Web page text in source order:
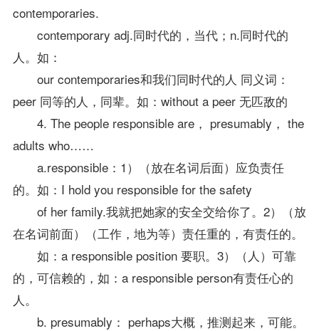
contemporaries.
contemporary adj.同时代的，当代；n.同时代的
人。如：
our contemporaries和我们同时代的人 同义词：
peer 同等的人，同辈。如：without a peer 无匹敌的
4. The people responsible are， presumably， the
adults who……
a.responsible：1）（放在名词后面）应负责任
的。如：I hold you responsible for the safety
of her family.我就把她家的安全交给你了。2）（放
在名词前面）（工作，地为等）责任重的，有责任的。
如：a responsible position 要职。3）（人）可靠
的，可信赖的，如：a responsible person有责任心的
人。
b. presumably： perhaps大概，推测起来，可能。